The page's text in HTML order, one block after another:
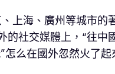
上海、廣州等城市
的社交媒體上，“往
么在國外忽然火了